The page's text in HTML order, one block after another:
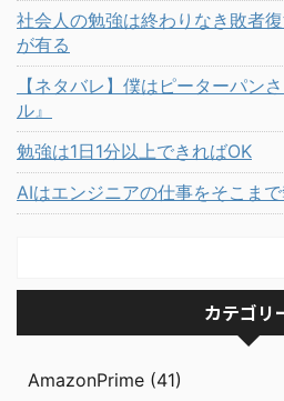
社会人の勉強は終わりなき敗者
が有る
【ネタバレ】僕はピーターパン
ル』
勉強は1日1分以上できればOK
AIはエンジニアの仕事をそこま
カテゴリ
AmazonPrime (41)